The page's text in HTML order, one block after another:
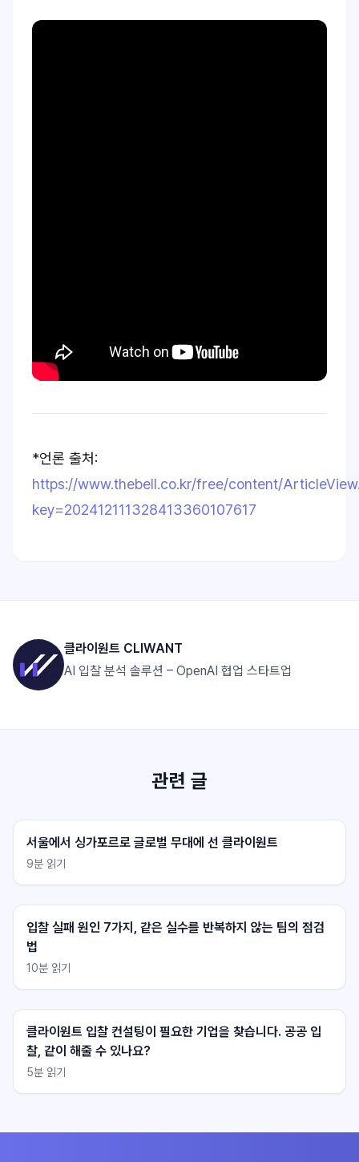
*언론 출처:
https://www.thebell.co.kr/free/content/
key=202412111328413360107617
클라이원트 CLIWANT
AI 입찰 분석 솔루션 – OpenAI 협업 스타트업
관련 글
서울에서 싱가포르로 글로벌 무대에 선 클라이원트
9분 읽기
입찰 실패 원인 7가지, 같은 실수를 반복하지 않는 팀의 점검
법
10분 읽기
클라이원트 입찰 컨설팅이 필요한 기업을 찾습니다. 공공 입
찰, 같이 해줄 수 있나요?
5분 읽기